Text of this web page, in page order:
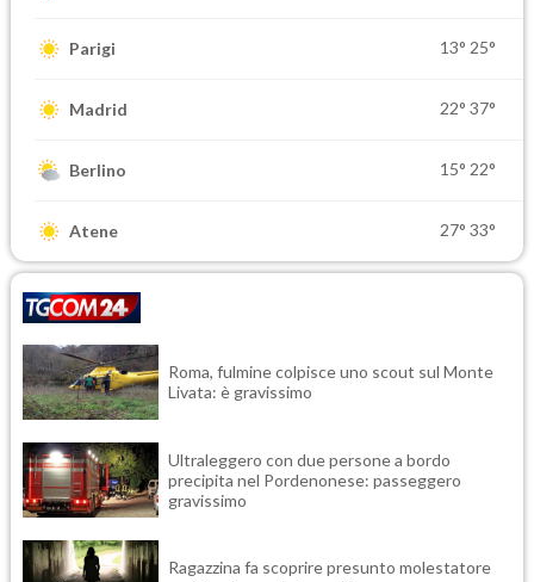
Parigi 13° 25°
Madrid 22° 37°
Berlino 15° 22°
Atene 27° 33°
Roma, fulmine colpisce uno scout sul Monte
Livata: è gravissimo
Ultraleggero con due persone a bordo
precipita nel Pordenonese: passeggero
gravissimo
Ragazzina fa scoprire presunto molestatore